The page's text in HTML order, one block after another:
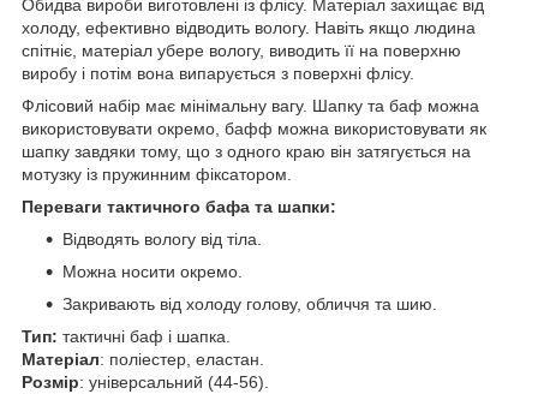
Обидва вироби виготовлені із флісу. Матеріал захищає від
холоду, ефективно відводить вологу. Навіть якщо людина
спітніє, матеріал убере вологу, виводить її на поверхню
виробу і потім вона випарується з поверхні флісу.
Флісовий набір має мінімальну вагу. Шапку та баф можна
використовувати окремо, бафф можна використовувати як
шапку завдяки тому, що з одного краю він затягується на
мотузку із пружинним фіксатором.
Переваги тактичного бафа та шапки:
Відводять вологу від тіла.
Можна носити окремо.
Закривають від холоду голову, обличчя та шию.
Тип: тактичні баф і шапка.
Матеріал: поліестер, еластан.
Розмір: універсальний (44-56).